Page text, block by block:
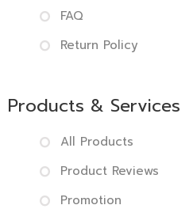
FAQ
Return Policy
Products & Services
All Products
Product Reviews
Promotion